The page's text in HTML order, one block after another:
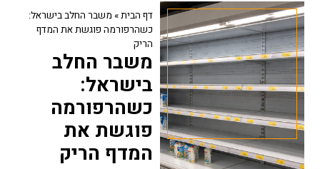
דף הבית» משבר החלב בישראל:
כשהרפורמה פוגשת את המדף
הריק
משבר החלב
בישראל:
כשהרפורמה
פוגשת את
המדף הריק